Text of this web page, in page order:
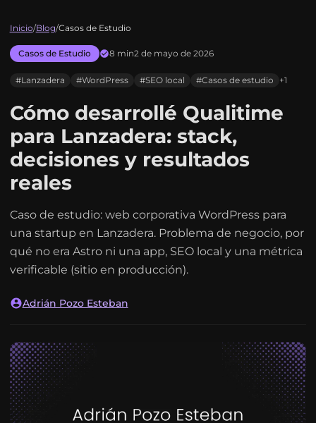
Inicio/Blog/Casos de Estudio
Casos de Estudio 8 min2 de mayo de 2026
#Lanzadera #WordPress #SEO local #Casos de estudio +1
Cómo desarrollé Qualitime
para Lanzadera: stack,
decisiones y resultados
reales
Caso de estudio: web corporativa WordPress para
una startup en Lanzadera. Problema de negocio, por
qué no era Astro ni una app, SEO local y una métrica
verificable (sitio en producción).
Adrián Pozo Esteban